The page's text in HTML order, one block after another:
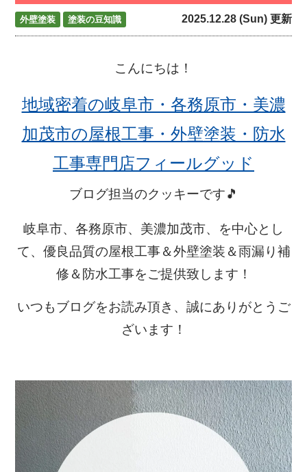
外壁塗装 塗装の豆知識 2025.12.28 (Sun) 更新
こんにちは！
地域密着の岐阜市・各務原市・美濃
加茂市の屋根工事・外壁塗装・防水
工事専門店フィールグッド
ブログ担当のクッキーです🎵
岐阜市、各務原市、美濃加茂市、を中心とし
て、優良品質の屋根工事＆外壁塗装＆雨漏り補
修＆防水工事をご提供致します！
いつもブログをお読み頂き、誠にありがとうご
ざいます！